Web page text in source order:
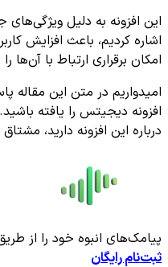
این افزونه به دلیل
اشاره کردیم، باعث افزایش
امکان برقراری ارتباط با آن‌ها
امیدواریم در متن این مقاله
افزونه دیجیتس را یافته
درباره این افزونه دارید،
پیامک‌های انبوه خود را از
ثبت‌نام رایگان